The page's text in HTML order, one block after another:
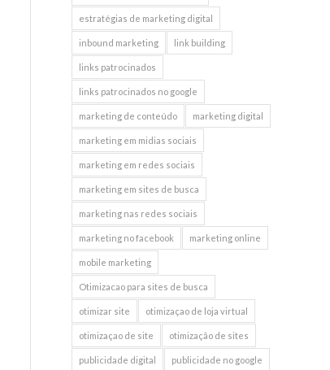
estratégias de marketing digital
inbound marketing link building
links patrocinados
links patrocinados no google
marketing de conteúdo marketing digital
marketing em midias sociais
marketing em redes sociais
marketing em sites de busca
marketing nas redes sociais
marketing no facebook marketing online
mobile marketing
Otimizacao para sites de busca
otimizar site otimizaçao de loja virtual
otimizaçao de site otimização de sites
publicidade digital publicidade no google